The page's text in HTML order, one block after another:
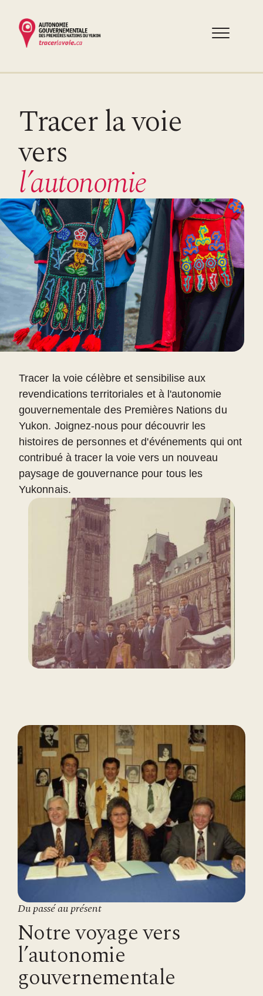
contenu
principal
Tracer la voie
vers
l’autonomie
Tracer la voie célèbre et sensibilise aux
revendications territoriales et à l'autonomie
gouvernementale des Premières Nations du
Yukon. Joignez-nous pour découvrir les
histoires de personnes et d'événements qui ont
contribué à tracer la voie vers un nouveau
paysage de gouvernance pour tous les
Yukonnais.
Du passé au présent
Notre voyage vers
l’autonomie
gouvernementale